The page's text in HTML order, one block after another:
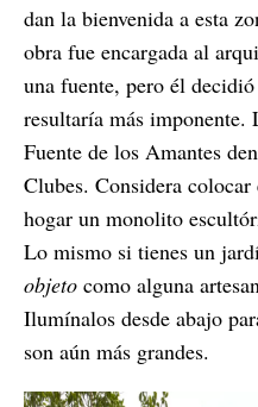
dan la bienvenida a esta
obra fue encargada al
una fuente, pero él
resultaría más imponente.
Fuente de los Amantes
Clubes. Considera
hogar un monolito
Lo mismo si tienes un
objeto como alguna
Ilumínalos desde abajo
son aún más grandes.